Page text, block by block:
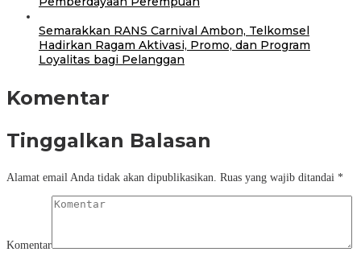
Semarakkan RANS Carnival Ambon, Telkomsel
Hadirkan Ragam Aktivasi, Promo, dan Program
Loyalitas bagi Pelanggan
Komentar
Tinggalkan Balasan
Alamat email Anda tidak akan dipublikasikan. Ruas yang wajib ditandai *
Komentar